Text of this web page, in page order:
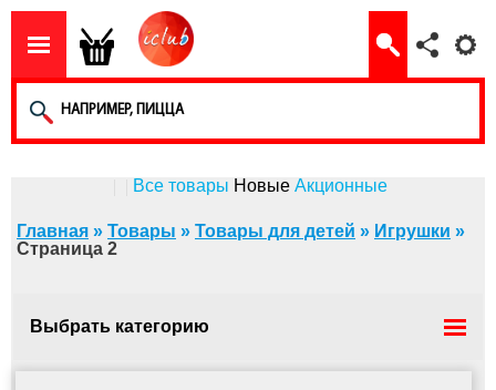
Все товары Новые Акционные
Главная » Товары » Товары для детей » Игрушки »
Страница 2
Выбрать категорию